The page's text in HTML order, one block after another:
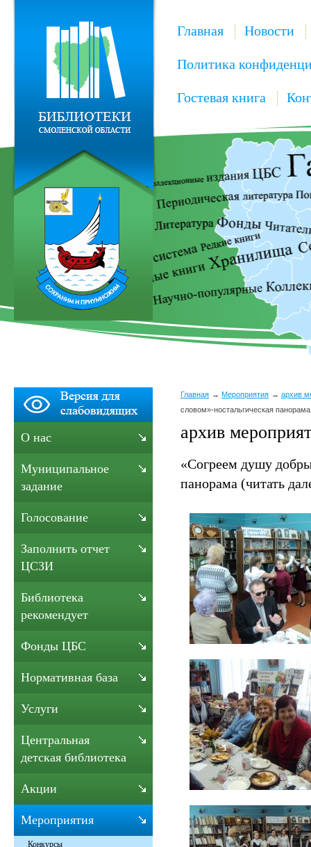
Главная Новости
Политика
Гостевая книга
Главная Мероприятия
архив
словом»-ностальгическая
архив
«Согреем душу
панорама (читать
О нас
Муниципальное
задание
Голосование
Заполнить отчет
ЦСЗИ
Библиотека
рекомендует
Фонды ЦБС
Нормативная база
Услуги
Центральная
детская библиотека
Акции
Мероприятия
Конкурсы